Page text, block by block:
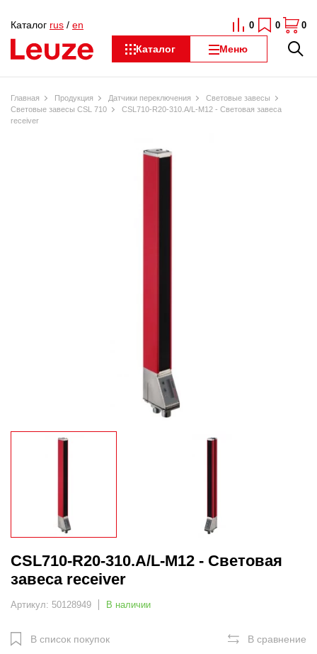
Каталог Меню
Каталог rus / en 0 0 0
Главная Продукция Датчики переключения
Световые завесы
Световые завесы CSL 710
CSL710-R20-310.A/L-M12 - Световая завеса
receiver
CSL710-R20-310.A/L-M12 - Световая
завеса receiver
Артикул: 50128949 В наличии
В список покупок В сравнение